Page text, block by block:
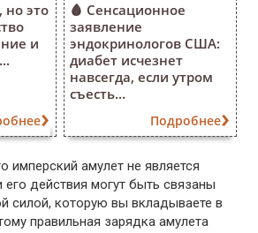
это
и
🩸 Сенсационное
заявление
эндокринологов США:
диабет исчезнет
навсегда, если утром
съесть...
Подробнее
имперский амулет не является
действия могут быть связаны
силой, которую вы вкладываете в
правильная зарядка амулета